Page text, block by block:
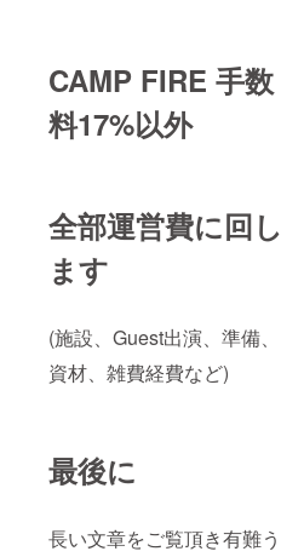
CAMP FIRE 手数
料17%以外
全部運営費に回し
ます
(施設、Guest出演、準備、
資材、雑費経費など)
最後に
長い文章をご覧頂き有難う